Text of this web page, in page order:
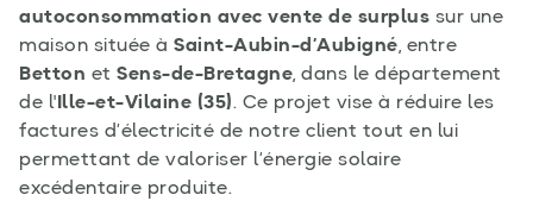
autoconsommation avec vente de surplus sur une
maison située à Saint-Aubin-d’Aubigné, entre
Betton et Sens-de-Bretagne, dans le département
de l' Ille-et-Vilaine (35). Ce projet vise à réduire les
factures d’électricité de notre client tout en lui
permettant de valoriser l’énergie solaire
excédentaire produite.